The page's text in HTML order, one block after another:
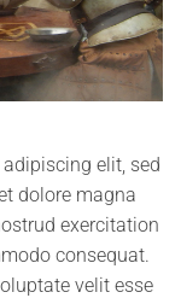
elit, sed
dolore magna
exercitation
consequat.
velit esse